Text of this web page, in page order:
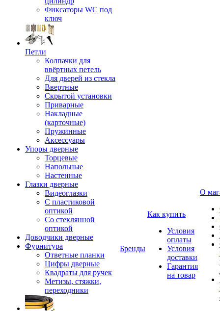
Фиксаторы WC под
ключ
Петли
Колпачки для
ввёртных петель
Для дверей из стекла
Ввертные
Скрытой установки
Приварные
Накладные
(карточные)
Пружинные
Аксессуары
Упоры дверные
Торцевые
Напольные
Настенные
Глазки дверные
Видеоглазки
С пластиковой
оптикой
Со стеклянной
оптикой
Доводчики дверные
Фурнитура
Ответные планки
Цифры дверные
Квадраты для ручек
Метизы, стяжки,
переходники
Бренды
Как купить
Условия
оплаты
Условия
доставки
Гарантия
на товар
О